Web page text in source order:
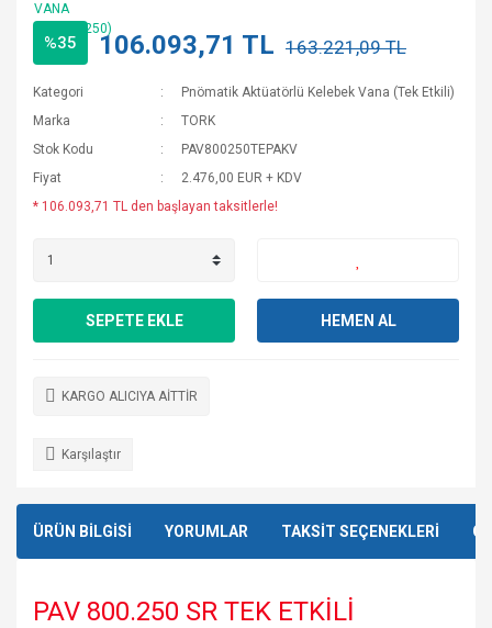
%35 106.093,71 TL 163.221,09 TL
Kategori
Pnömatik Aktüatörlü Kelebek Vana (Tek Etkili)
Marka
TORK
Stok Kodu
PAV800250TEPAKV
Fiyat
2.476,00 EUR + KDV
* 106.093,71 TL den başlayan taksitlerle!
SEPETE EKLE HEMEN AL
KARGO ALICIYA AİTTİR
Karşılaştır
ÜRÜN BİLGİSİ YORUMLAR TAKSİT SEÇENEKLERİ
PAV 800.250 SR TEK ETKİLİ